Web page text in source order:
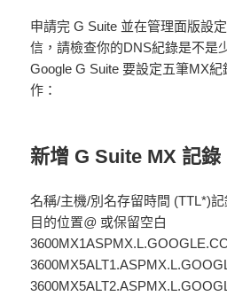
申請完 G Suite 並在管理面版設
信，請檢查你的DNS紀錄是不是
Google G Suite 要設定五筆MX
作：
新增 G Suite MX 記錄
名稱/主機/別名存留時間 (TTL*)
目的位置@ 或保留空白